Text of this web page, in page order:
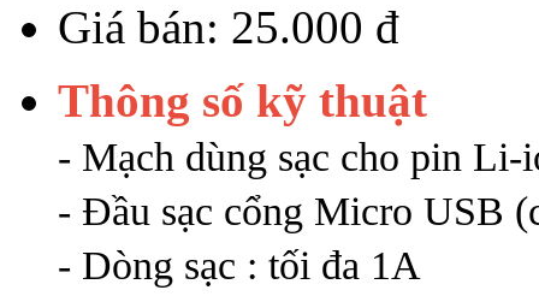
Giá bán: 25.000 đ
Thông số kỹ thuật
- Mạch dùng sạc cho pin
- Đầu sạc cổng Micro USB
- Dòng sạc : tối đa 1A